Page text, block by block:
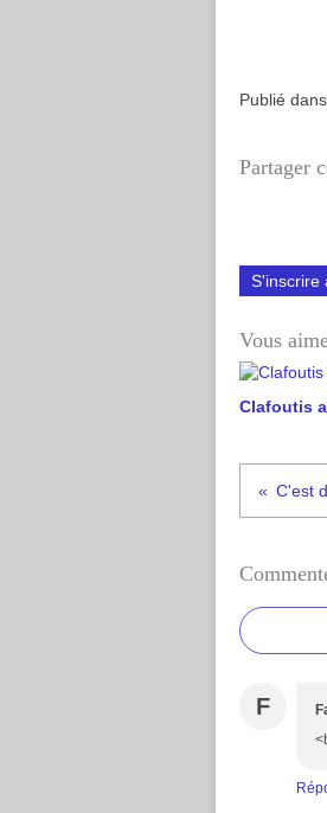
Publié dans
Partager
S'inscrire
Vous
Clafoutis
C'est
F